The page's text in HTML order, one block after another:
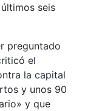
seis
preguntado
el
la capital
y unos 90
y que